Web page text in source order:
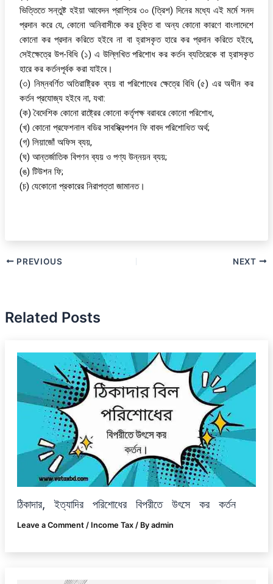
ভিত্তিতে সন্তুষ্ট হইয়া আবেদন প্রাপ্তির ৩০ (ত্রিশ) দিনের মধ্যে এই মর্মে সনদ
প্রদান করে যে, কোনো অনিবাসীকে কর চুক্তি বা অন্য কোনো কারণে বাংলাদেশে
কোনো কর প্রদান করিতে হইবে না বা হ্রাসকৃত হারে কর প্রদান করিতে হইবে,
সেইক্ষেত্রে উপ-বিধি (১) এ উল্লিখিত পরিশোধ কর কর্তন ব্যতিরেকে বা হ্রাসকৃত
হারে কর কর্তনপূর্বক করা যাইবে।
(৩) নিম্নবর্ণিত অতিরাষ্ট্রিক ব্যয় বা পরিশোধের ক্ষেত্রে বিধি (৫) এর অধীন কর
কর্তন প্রযোজ্য হইবে না, যথা:
(ক) বৈদেশিক কোনো রাষ্ট্রের কোনো কর্তৃপক্ষ বরাবরে কোনো পরিশোধ,
(খ) কোনো প্রফেশনাল বডির সাবস্ক্রিপশন ফি বাবদ পরিশোধিত অর্থ;
(গ) লিয়াজোঁ অফিস ব্যয়,
(ঘ) আন্তর্জাতিক বিপণন ব্যয় ও পণ্য উন্নয়ন ব্যয়;
(ঙ) টিউশন ফি;
(চ) যেকোনো প্রকারের নিরাপত্তা জামানত।
PREVIOUS NEXT
Related Posts
ঠিকাদার, ইত্যাদির পরিশোধের বিপরীতে উৎসে কর কর্তন
Leave a Comment / Income Tax/ By admin